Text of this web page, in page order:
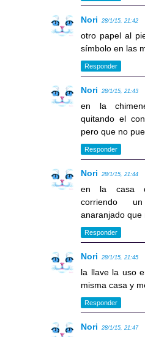
Nori 28/1/15, 21:42
otro papel al
símbolo en las
Responder
Nori 28/1/15, 21:43
en la
quitando el
pero que no
Responder
Nori 28/1/15, 21:44
en la casa
corriendo
anaranjado que
Responder
Nori 28/1/15, 21:45
la llave la uso
misma casa y
Responder
Nori 28/1/15, 21:47